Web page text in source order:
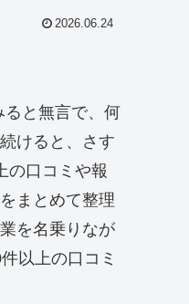
2026.06.24
と無言で、何
けると、さす
の口コミや報
まとめて整理
を名乗りなが
以上の口コミ